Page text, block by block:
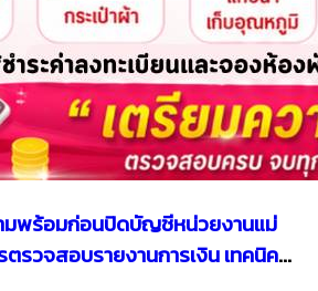
มพร้อมก่อนปิดบัญชีหน่วยงานแม่
รวจสอบรายงานการเงิน เทคนิค